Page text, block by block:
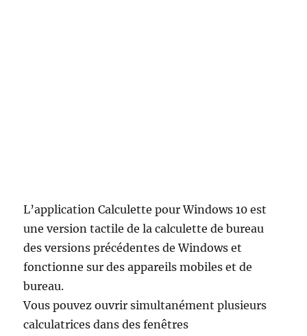
L’application Calculette pour Windows 10 est
une version tactile de la calculette de bureau
des versions précédentes de Windows et
fonctionne sur des appareils mobiles et de
bureau.
Vous pouvez ouvrir simultanément plusieurs
calculatrices dans des fenêtres